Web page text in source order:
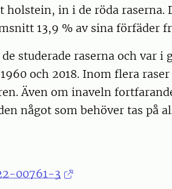
holstein, in i de röda raserna.
13,9 % av sina förfäder
studerade raserna och var i
och 2018. Inom flera
Även om inaveln
något som behöver tas på
00761-3